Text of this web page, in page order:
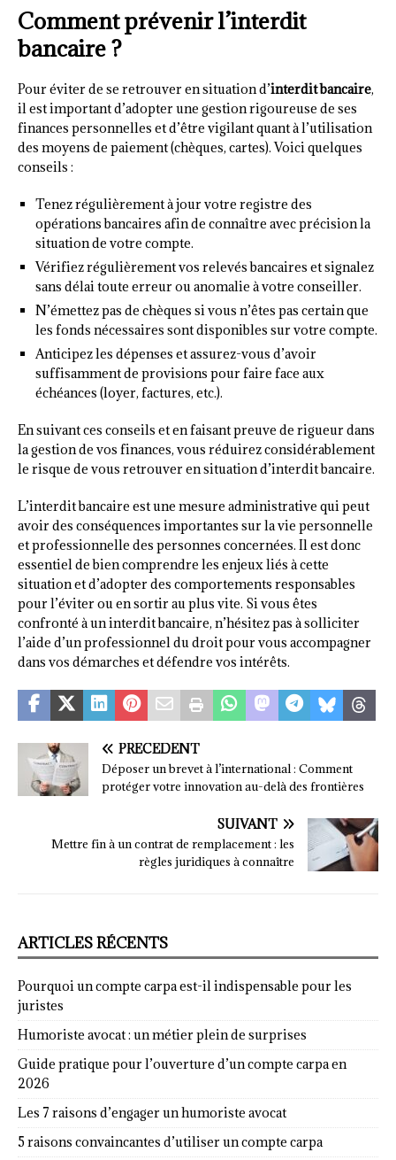
Comment prévenir l’interdit
bancaire ?
Pour éviter de se retrouver en situation d’interdit bancaire,
il est important d’adopter une gestion rigoureuse de ses
finances personnelles et d’être vigilant quant à l’utilisation
des moyens de paiement (chèques, cartes). Voici quelques
conseils :
Tenez régulièrement à jour votre registre des
opérations bancaires afin de connaître avec précision la
situation de votre compte.
Vérifiez régulièrement vos relevés bancaires et signalez
sans délai toute erreur ou anomalie à votre conseiller.
N’émettez pas de chèques si vous n’êtes pas certain que
les fonds nécessaires sont disponibles sur votre compte.
Anticipez les dépenses et assurez-vous d’avoir
suffisamment de provisions pour faire face aux
échéances (loyer, factures, etc.).
En suivant ces conseils et en faisant preuve de rigueur dans
la gestion de vos finances, vous réduirez considérablement
le risque de vous retrouver en situation d’interdit bancaire.
L’interdit bancaire est une mesure administrative qui peut
avoir des conséquences importantes sur la vie personnelle
et professionnelle des personnes concernées. Il est donc
essentiel de bien comprendre les enjeux liés à cette
situation et d’adopter des comportements responsables
pour l’éviter ou en sortir au plus vite. Si vous êtes
confronté à un interdit bancaire, n’hésitez pas à solliciter
l’aide d’un professionnel du droit pour vous accompagner
dans vos démarches et défendre vos intérêts.
PRÉCÉDENT
Déposer un brevet à l’international : Comment
protéger votre innovation au-delà des frontières
SUIVANT
Mettre fin à un contrat de remplacement : les
règles juridiques à connaître
ARTICLES RÉCENTS
Pourquoi un compte carpa est-il indispensable pour les
juristes
Humoriste avocat : un métier plein de surprises
Guide pratique pour l’ouverture d’un compte carpa en
2026
Les 7 raisons d’engager un humoriste avocat
5 raisons convaincantes d’utiliser un compte carpa